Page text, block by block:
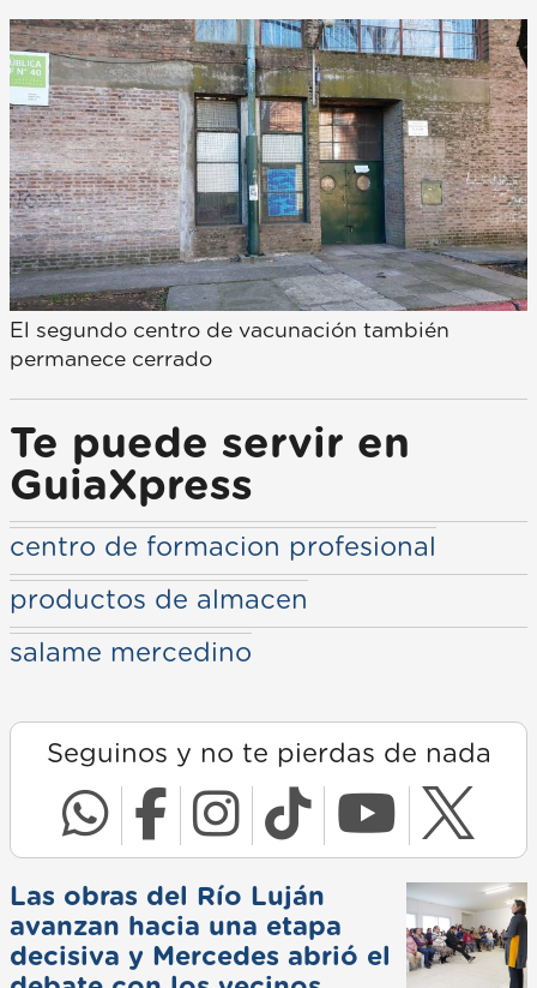
El segundo centro de vacunación también
permanece cerrado
Te puede servir en
GuiaXpress
centro de formacion profesional
productos de almacen
salame mercedino
Seguinos y no te pierdas de nada
Las obras del Río Luján
avanzan hacia una etapa
decisiva y Mercedes abrió el